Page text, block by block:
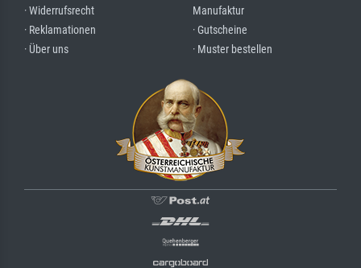
· Widerrufsrecht
· Reklamationen
· Über uns
Manufaktur
· Gutscheine
· Muster bestellen